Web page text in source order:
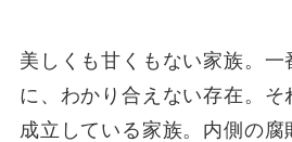
美しくも甘くもない家族。一
に、わかり合えない存在。そ
成立している家族。内側の腐